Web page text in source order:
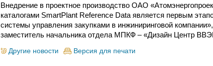
Внедрение в проектное производство ОАО
каталогами SmartPlant Reference Data является первым
системы управления закупками в инжиниринговой
заместитель начальника отдела МПКФ – «Дизайн Центр
Другие новости Версия для печати